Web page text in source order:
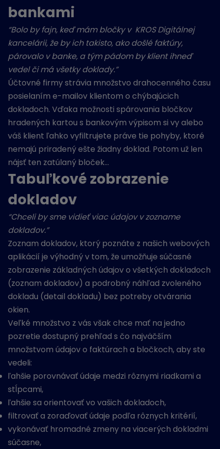
bankami
“Bolo by fajn, keď mám bločky v KROS Digitálnej
kancelárii, že by ich takisto, ako došlé faktúry,
párovalo v banke, a tým pádom by klient ihneď
vedel či má všetky doklady.”
Účtovné firmy strávia množstvo drahocenného času
posielaním e-mailov klientom o chýbajúcich
dokladoch. Vďaka možnosti spárovania bločkov
hradených kartou s bankovým výpisom si vy alebo
váš klient ľahko vyfiltrujete práve tie pohyby, ktoré
nemajú priradený ešte žiadny doklad. Potom už len
nájsť ten zatúlaný bloček…
Tabuľkové zobrazenie
dokladov
“Chceli by sme vidieť viac údajov v zozname
dokladov.”
Zoznam dokladov, ktorý poznáte z našich webových
aplikácií je výhodný v tom, že umožňuje súčasné
zobrazenie základných údajov o všetkých dokladoch
(zoznam dokladov) a podrobný náhľad zvoleného
dokladu (detail dokladu) bez potreby otvárania
okien.
Veľké množstvo z vás však chce mať na jedno
pozretie dostupný prehľad s čo najväčším
množstvom údajov o faktúrach a bločkoch, aby ste
vedeli:
ľahšie porovnávať údaje medzi rôznymi riadkami a
stĺpcami,
ľahšie sa orientovať vo vašich dokladoch,
filtrovať a zoraďovať údaje podľa rôznych kritérií,
vykonávať hromadné zmeny na viacerých dokladmi
súčasne,